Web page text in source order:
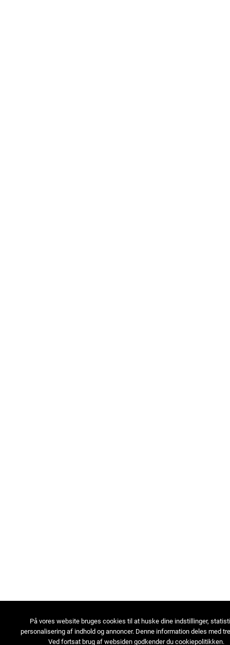
På vores website bruges cookies til at huske dine indstillinger,
personalisering af indhold og annoncer. Denne information deles med
Ved fortsat brug af websiden godkender du cookiepolitikken.